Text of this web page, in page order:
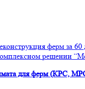
ферм за
решении
для ферм (КРС,